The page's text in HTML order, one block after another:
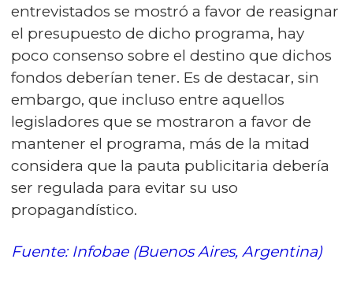
entrevistados se mostró a favor de reasignar
el presupuesto de dicho programa, hay
poco consenso sobre el destino que dichos
fondos deberían tener. Es de destacar, sin
embargo, que incluso entre aquellos
legisladores que se mostraron a favor de
mantener el programa, más de la mitad
considera que la pauta publicitaria debería
ser regulada para evitar su uso
propagandístico.
Fuente: Infobae (Buenos Aires, Argentina)